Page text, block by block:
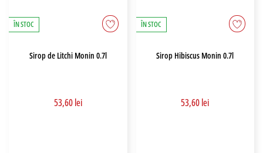
ÎN STOC
Sirop de Litchi Monin 0.7l
53,60 lei
ÎN STOC
Sirop Hibiscus Monin 0.7l
53,60 lei